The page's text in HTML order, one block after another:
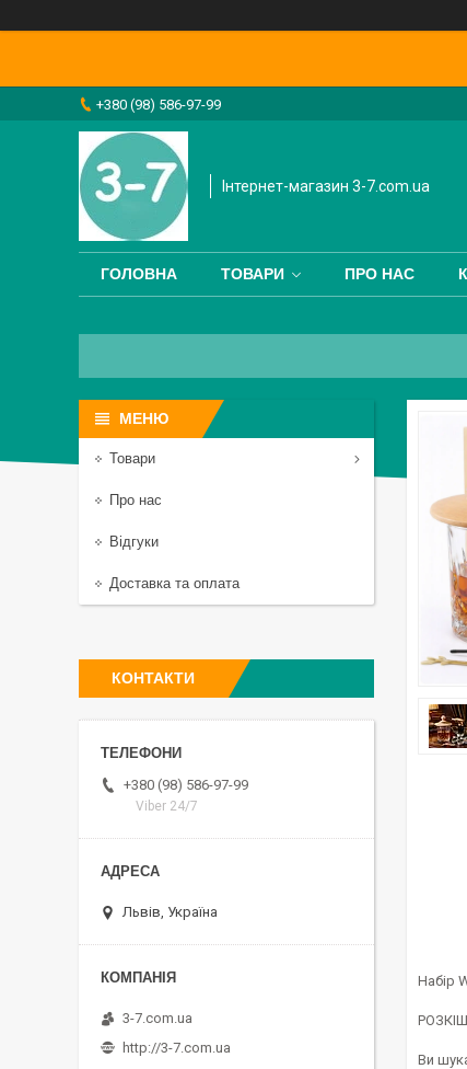
+380 (98) 586-97-99
Інтернет-магазин 3-7.com.ua
ГОЛОВНА ТОВАРИ ПРО НАС
Набір
Ви
Товари
Про нас
Відгуки
Доставка та оплата
КОНТАКТИ
+380 (98) 586-97-99
Viber 24/7
Львів, Україна
3-7.com.ua
http://3-7.com.ua